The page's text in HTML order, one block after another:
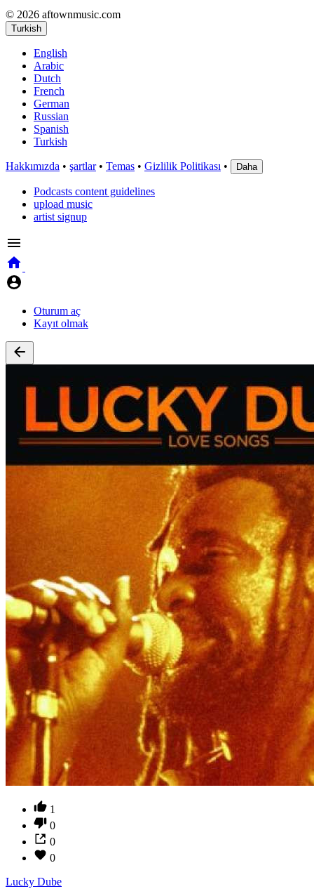
© 2026 aftownmusic.com
Turkish
English
Arabic
Dutch
French
German
Russian
Spanish
Turkish
Hakkımızda • şartlar• Temas • Gizlilik Politikası • Daha
Podcasts content guidelines
upload music
artist signup
Oturum aç
Kayıt olmak
1
0
0
0
Lucky Dube